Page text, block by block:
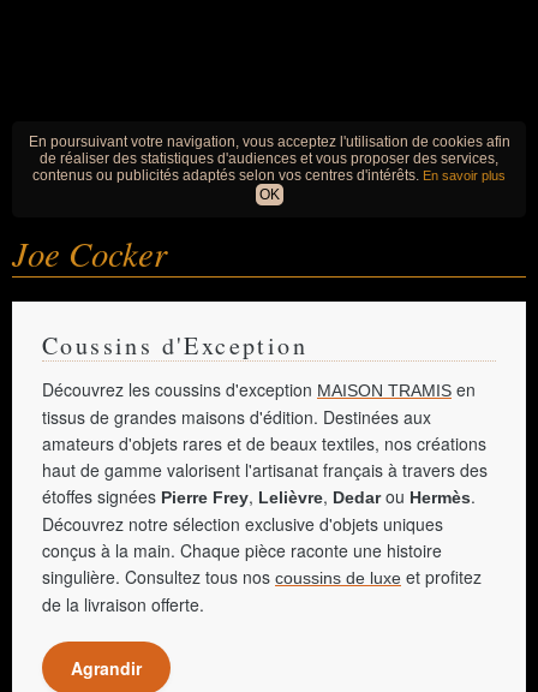
En poursuivant votre navigation, vous acceptez l'utilisation de cookies afin
de réaliser des statistiques d'audiences et vous proposer des services,
contenus ou publicités adaptés selon vos centres d'intérêts. En savoir plus
OK
Joe Cocker
Coussins d'Exception
Découvrez les coussins d'exception MAISON TRAMIS en
tissus de grandes maisons d'édition. Destinées aux
amateurs d'objets rares et de beaux textiles, nos créations
haut de gamme valorisent l'artisanat français à travers des
étoffes signées Pierre Frey, Lelièvre, Dedarou Hermès.
Découvrez notre sélection exclusive d'objets uniques
conçus à la main. Chaque pièce raconte une histoire
singulière. Consultez tous nos coussins de luxe et profitez
de la livraison offerte.
Agrandir